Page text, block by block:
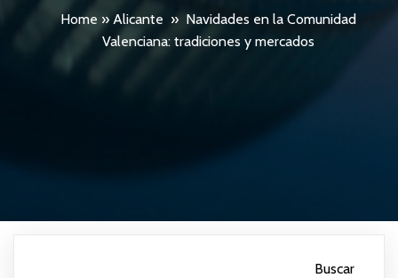
Home » Alicante » Navidades en la Comunidad
Valenciana: tradiciones y mercados
Buscar